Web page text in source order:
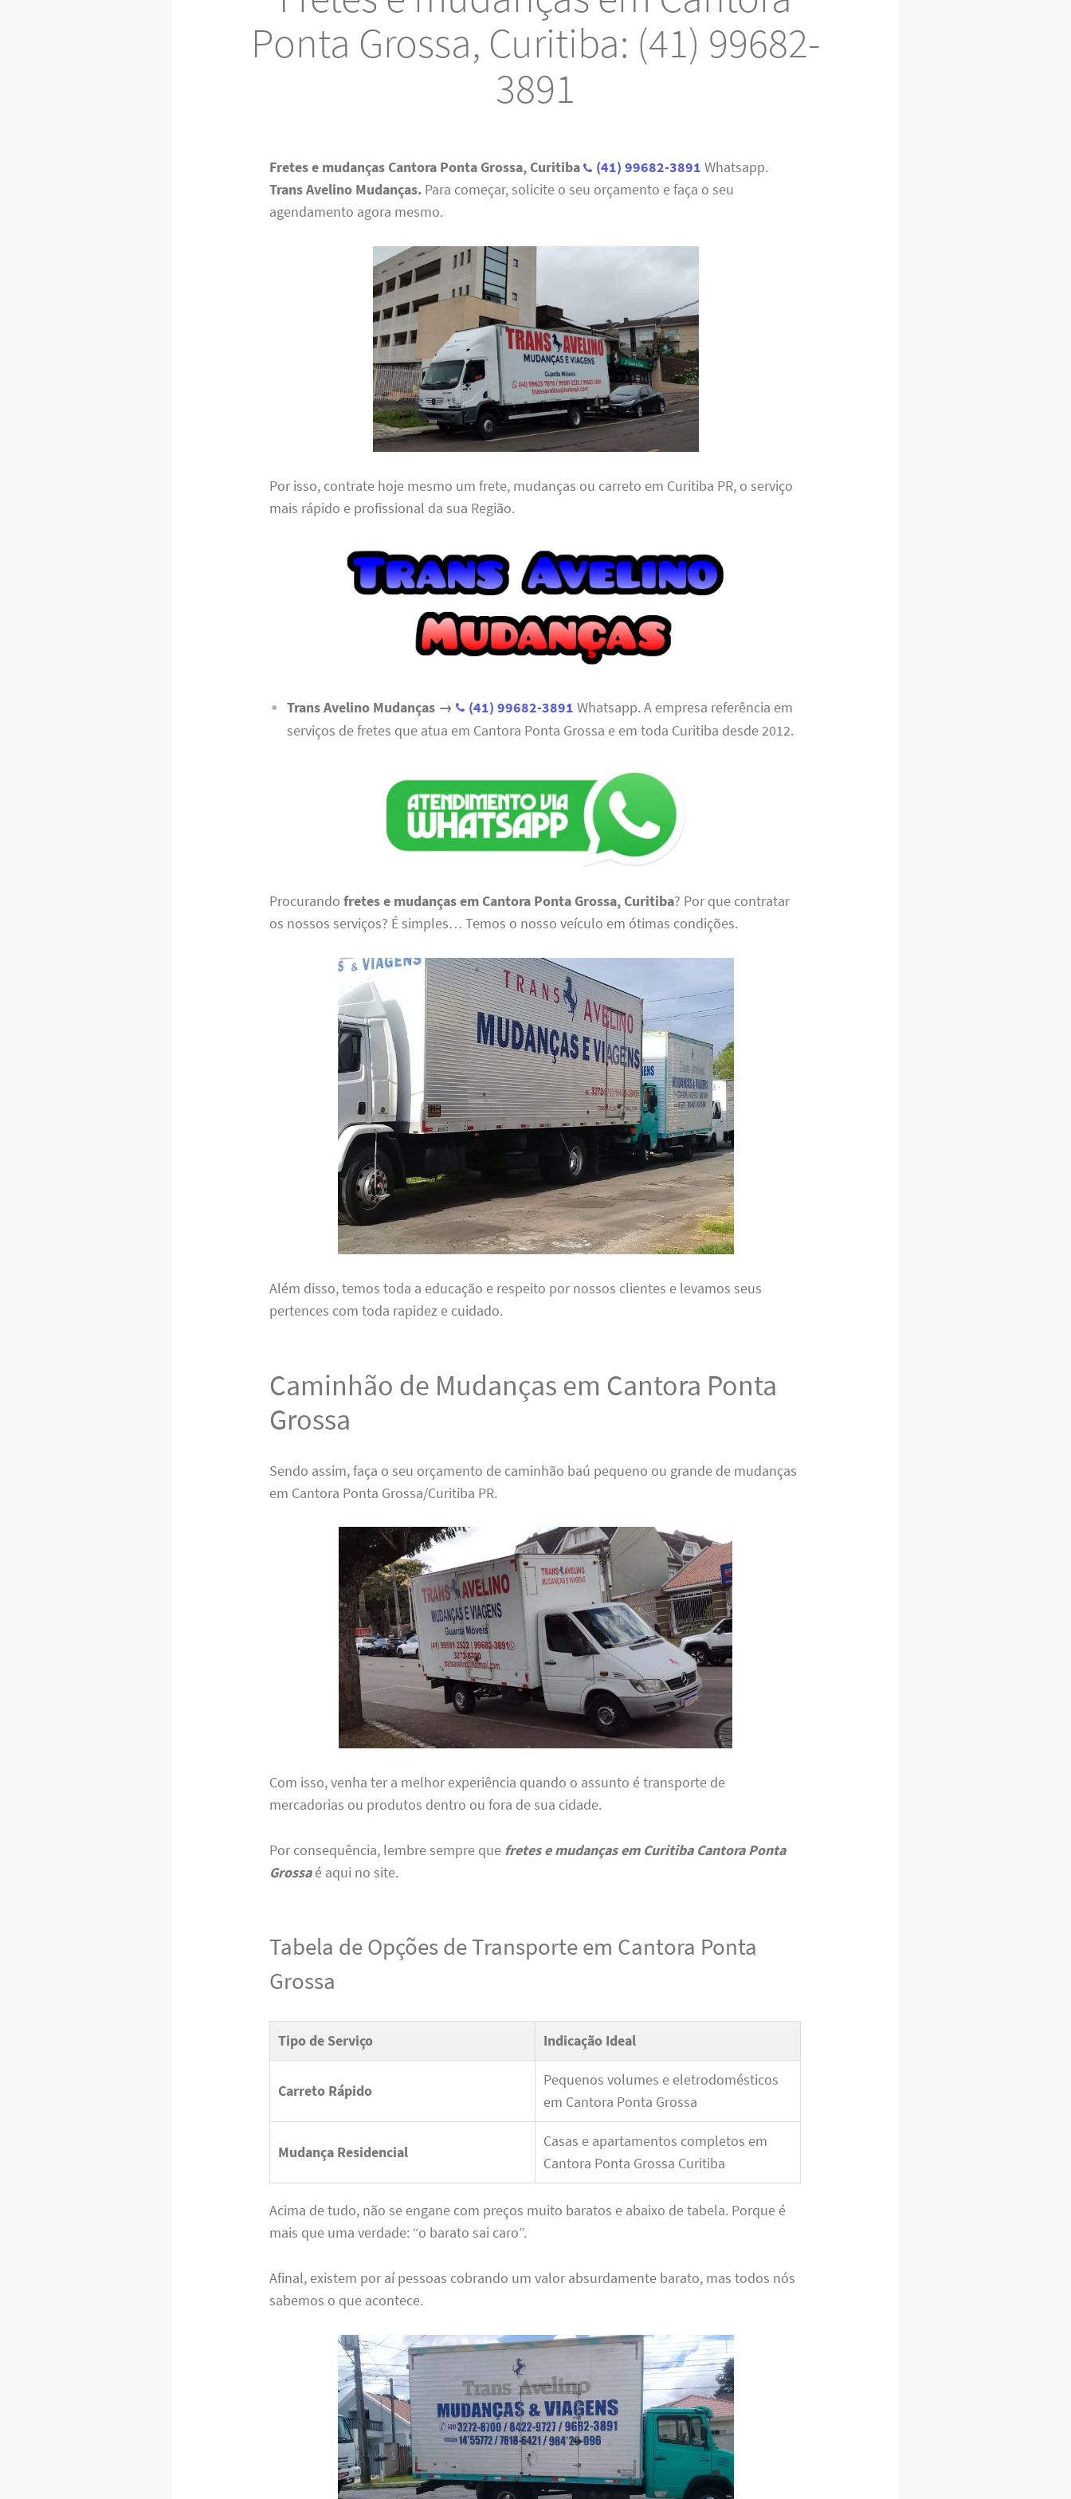
Ponta Grossa, Curitiba: (41) 99682-
3891
Fretes e mudanças Cantora Ponta Grossa, Curitiba (41) 99682-3891 Whatsapp.
Trans Avelino Mudanças. Para começar, solicite o seu orçamento e faça o seu
agendamento agora mesmo.
Por isso, contrate hoje mesmo um frete, mudanças ou carreto em Curitiba PR, o serviço
mais rápido e profissional da sua Região.
Trans Avelino Mudanças → (41) 99682-3891 Whatsapp. A empresa referência em
serviços de fretes que atua em Cantora Ponta Grossa e em toda Curitiba desde 2012.
Procurandofretes e mudanças em Cantora Ponta Grossa, Curitiba? Por que contratar
os nossos serviços? É simples… Temos o nosso veículo em ótimas condições.
Além disso, temos toda a educação e respeito por nossos clientes e levamos seus
pertences com toda rapidez e cuidado.
Caminhão de Mudanças em Cantora Ponta
Grossa
Sendo assim, faça o seu orçamento de caminhão baú pequeno ou grande de mudanças
em Cantora Ponta Grossa/Curitiba PR.
Com isso, venha ter a melhor experiência quando o assunto é transporte de
mercadorias ou produtos dentro ou fora de sua cidade.
Por consequência, lembre sempre que fretes e mudanças em Curitiba Cantora Ponta
Grossaé aqui no site.
Tabela de Opções de Transporte em Cantora Ponta
Grossa
Tipo de Serviço Indicação Ideal
Carreto Rápido
Pequenos volumes e eletrodomésticos
em Cantora Ponta Grossa
Mudança Residencial
Casas e apartamentos completos em
Cantora Ponta Grossa Curitiba
Acima de tudo, não se engane com preços muito baratos e abaixo de tabela. Porque é
mais que uma verdade: “o barato sai caro”.
Afinal, existem por aí pessoas cobrando um valor absurdamente barato, mas todos nós
sabemos o que acontece.